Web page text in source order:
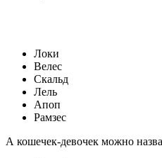
Локи
Велес
Скальд
Лель
Апоп
Рамзес
А кошечек-девочек можно